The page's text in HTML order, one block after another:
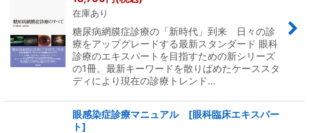
在庫あり
糖尿病網膜症診療の「新時代」到来 日々の診
療をアップグレードする最新スタンダード 眼科
診療のエキスパートを目指すための新シリーズ
の1冊。最新キーワードを散りばめたケーススタ
ディにより現在の診療トレンド…
眼感染症診療マニュアル [眼科臨床エキスパー
ト]